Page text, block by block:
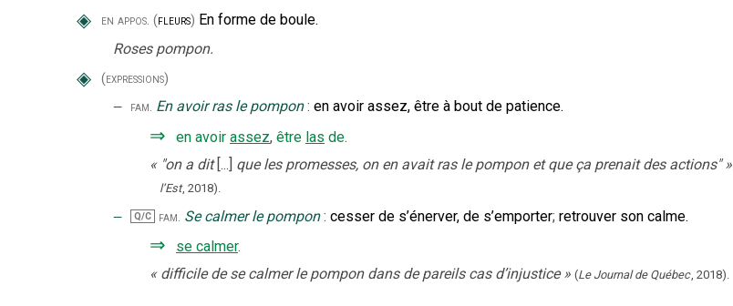
◈ en appos. (fleurs) En forme de boule.
Roses pompon.
◈ (expressions)
‒ fam. En avoir ras le pompon : en avoir assez, être à bout de patience.
⇒ en avoir assez, être las de.
« "on a dit [...] que les promesses, on en avait ras le pompon et que ça prenait des actions" »
l’Est, 2018).
‒ Q/C fam. Se calmer le pompon : cesser de s’énerver, de s’emporter; retrouver son calme.
⇒ se calmer.
« difficile de se calmer le pompon dans de pareils cas d’injustice » (Le Journal de Québec, 2018).